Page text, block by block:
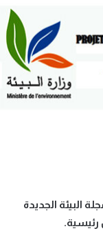
البيئة الجديدة